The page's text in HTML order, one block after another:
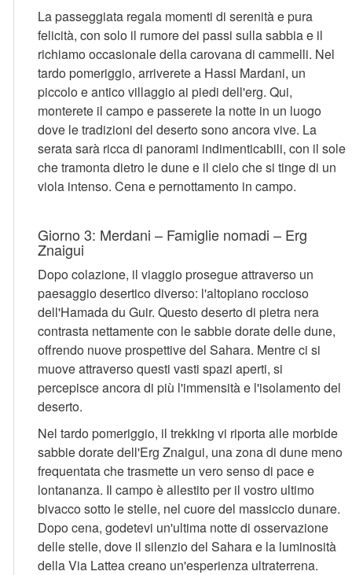
La passeggiata regala momenti di serenità e pura
felicità, con solo il rumore dei passi sulla sabbia e il
richiamo occasionale della carovana di cammelli. Nel
tardo pomeriggio, arriverete a Hassi Mardani, un
piccolo e antico villaggio ai piedi dell'erg. Qui,
monterete il campo e passerete la notte in un luogo
dove le tradizioni del deserto sono ancora vive. La
serata sarà ricca di panorami indimenticabili, con il sole
che tramonta dietro le dune e il cielo che si tinge di un
viola intenso. Cena e pernottamento in campo.
Giorno 3: Merdani – Famiglie nomadi – Erg
Znaigui
Dopo colazione, il viaggio prosegue attraverso un
paesaggio desertico diverso: l'altopiano roccioso
dell'Hamada du Guir. Questo deserto di pietra nera
contrasta nettamente con le sabbie dorate delle dune,
offrendo nuove prospettive del Sahara. Mentre ci si
muove attraverso questi vasti spazi aperti, si
percepisce ancora di più l'immensità e l'isolamento del
deserto.
Nel tardo pomeriggio, il trekking vi riporta alle morbide
sabbie dorate dell'Erg Znaigui, una zona di dune meno
frequentata che trasmette un vero senso di pace e
lontananza. Il campo è allestito per il vostro ultimo
bivacco sotto le stelle, nel cuore del massiccio dunare.
Dopo cena, godetevi un'ultima notte di osservazione
delle stelle, dove il silenzio del Sahara e la luminosità
della Via Lattea creano un'esperienza ultraterrena.